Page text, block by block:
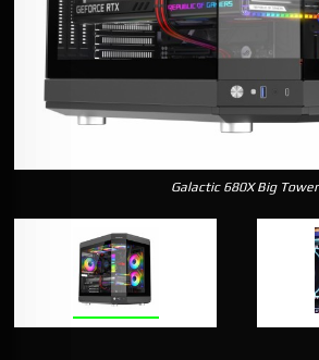
Galactic 680X Big Tower